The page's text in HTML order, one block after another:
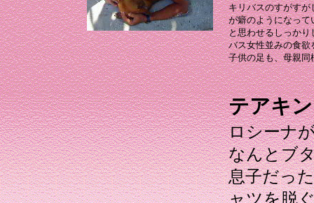
キリバスのすがすが
が癖のようになって
と思わせるしっかり
バス女性並みの食欲
子供の足も、母親同
テアキン
ロシーナ
なんとブ
息子だっ
ャツを脱